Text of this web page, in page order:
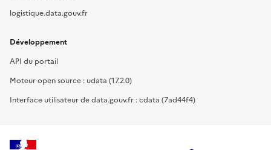
logistique.data.gouv.fr
Développement
API du portail
Moteur open source : udata (17.2.0)
Interface utilisateur de data.gouv.fr : cdata (7ad44f4)